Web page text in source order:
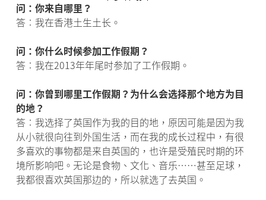
问：你来自哪里？
答︰我在香港土生土长。
问：你什么时候参加工作假期？
答︰我在2013年年尾时参加了工作假期。
问：你曾到哪里工作假期？为什么会选择那个地方为目
的地？
答︰我选择了英国作为我的目的地，原因可能是因为我
从小就很向往到外国生活，而在我的成长过程中，有很
多喜欢的事物都是来自英国的，也许是受殖民时期的环
境所影响吧。无论是食物、文化、音乐……甚至足球，
我都很喜欢英国那边的，所以就选了去英国。